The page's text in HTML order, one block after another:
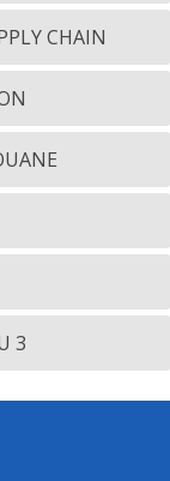
CHAIN
3